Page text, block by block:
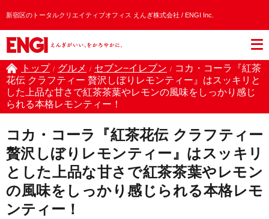
新宿区のトータルクリエイティブオフィス えんぎ株式会社 / ENGI Inc.
トップ / グルメ / セブン−イレブン / コカ・コーラ『紅茶
花伝 クラフティー 贅沢しぼりレモンティー』はスッキリと
した上品な甘さで紅茶茶葉やレモンの風味をしっかり感じ
られる本格レモンティー！
コカ・コーラ『紅茶花伝 クラフティー
贅沢しぼりレモンティー』はスッキリ
とした上品な甘さで紅茶茶葉やレモン
の風味をしっかり感じられる本格レモ
ンティー！